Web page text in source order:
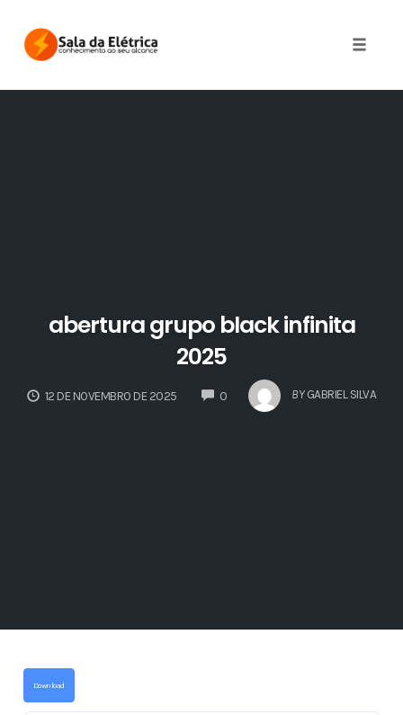
content
abertura grupo black infinita
2025
12 DE NOVEMBRO DE 2025 0COMMENTS BY GABRIEL SILVA
Download